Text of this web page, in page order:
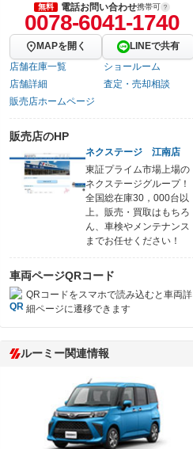
無料 電話お問い合わせ携帯可
0078-6041-1740
MAPを開く
LINEで共有
店舗在庫一覧
ショールーム
店舗詳細
査定・売却相談
販売店ホームページ
販売店のHP
ネクステージ 江南店
東証プライム市場上場の
ネクステージグループ！
全国総在庫30，000台以
上。販売・買取はもちろ
ん、車検やメンテナンス
までお任せください！
車両ページQRコード
QRコードをスマホで読み込むと車両詳
細ページに遷移できます
ルーミー関連情報